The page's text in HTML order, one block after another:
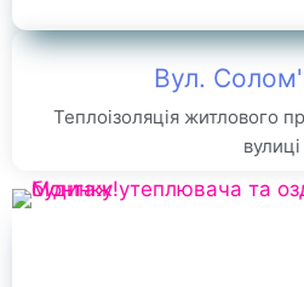
Вул.
Теплоізоляція житлового
вулиці